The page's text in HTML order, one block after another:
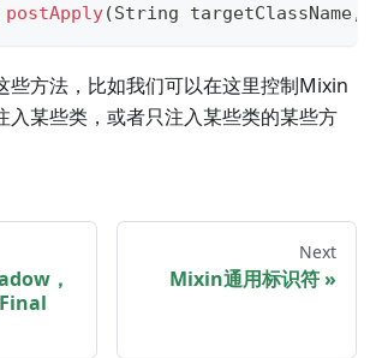
postApply(String targetClassName,
些方法，比如我们可以在这里控制Mixin
入某些类，或者只注入某些类的某些方
，
Next
Mixin通用标识符